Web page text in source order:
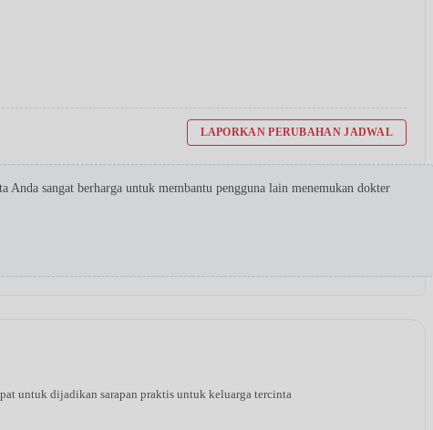
LAPORKAN PERUBAHAN JADWAL
sangat berharga untuk membantu pengguna lain menemukan dokter
untuk dijadikan sarapan praktis untuk keluarga tercinta